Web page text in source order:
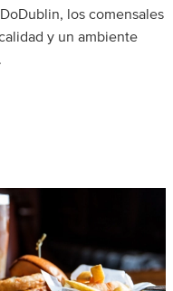
los comensales
y un ambiente